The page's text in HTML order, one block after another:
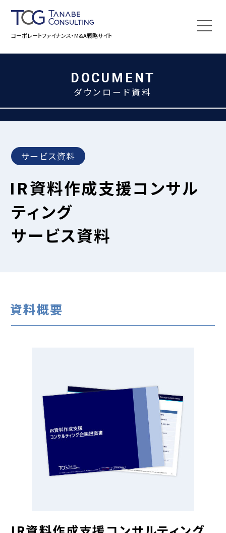
コーポレートファイナンス・M&A戦略サイト
DOCUMENT
ダウンロード資料
サービス資料
IR資料作成支援コンサル
ティング
サービス資料
資料概要